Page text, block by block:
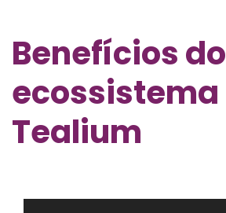
Benefícios do
ecossistema
Tealium